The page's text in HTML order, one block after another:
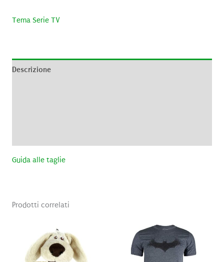
Tema Serie TV
Descrizione
Guida alle taglie
Prodotti correlati